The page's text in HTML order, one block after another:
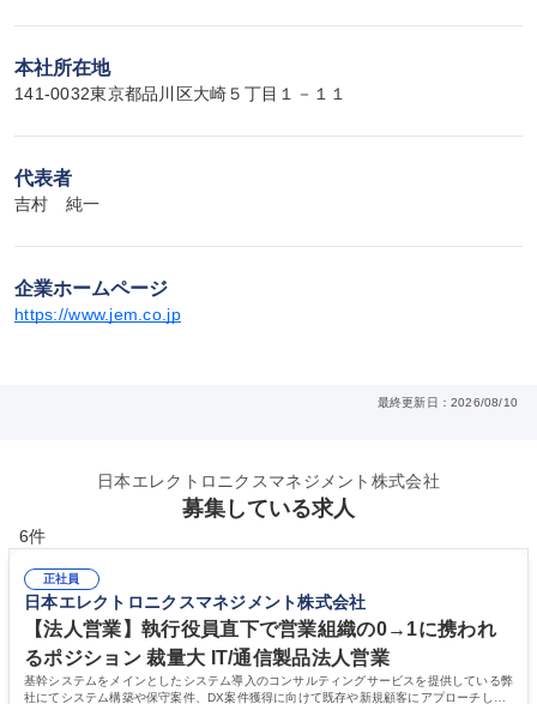
本社所在地
141-0032東京都品川区大崎５丁目１－１１
代表者
吉村　純一
企業ホームページ
https://www.jem.co.jp
最終更新日：2026/08/10
日本エレクトロニクスマネジメント株式会社
募集している求人
6件
正社員
日本エレクトロニクスマネジメント株式会社
【法人営業】執行役員直下で営業組織の0→1に携われ
るポジション 裁量大 IT/通信製品法人営業
基幹システムをメインとしたシステム導入のコンサルティングサービスを提供している弊
社にてシステム構築や保守案件、DX案件獲得に向けて既存や新規顧客にアプローチして